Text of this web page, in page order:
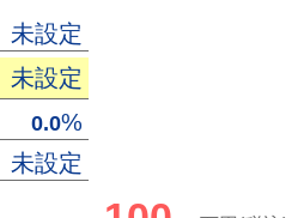
未設定
未設定
0.0%
未設定